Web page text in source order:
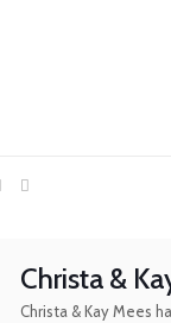
Christa &
Christa & Kay Mees